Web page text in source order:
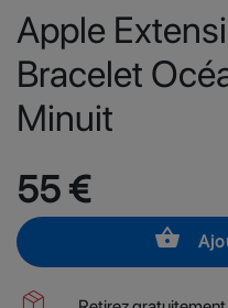
Apple
Bracelet
Minuit
55 €
shopping_basket